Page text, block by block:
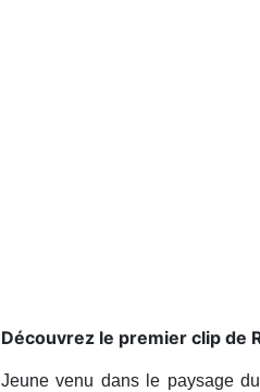
Découvrez le premier clip de
Jeune venu dans le paysage